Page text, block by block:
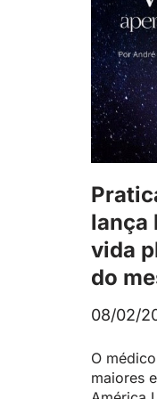
lança
vida
do
08/02/
O
maiores